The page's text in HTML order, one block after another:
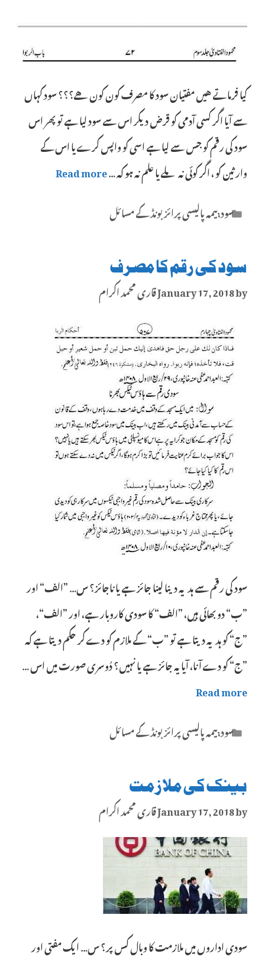
كيا فرماتے هيں مفتيان سود كا مصرف كون كون هے؟؟؟ سود کہاں
سے آیا اگر کسی آدمی کو قرض دیکر اس سے سود لیا ہے تو پھر اس
سود کی رقم کو جس سے لیا ہے اسی کو واپس کرے یا اس کے
وارثین کو ، اگر کوئی نہ ملے یا علم نہ ہو کہ …Read more
Categories
سود،بیمہ پالیسی پرائز بونڈ کے مسائل
سود کی رقم کا مصرف
January 17, 2018by قاری محمد اکرام
سود کی رقم سے ہدیہ دینا لینا جائز ہے یا ناجائز؟ س… ”الف“ اور
”ب“ دو بھائی ہیں، ”الف“ کا سودی کاروبار ہے، اور ”الف“،
”ج“ کو ہدیہ دیتا ہے تو ”ب“ کے ملازم کو دے کر حکم دیتا ہے کہ
”ج“ کو دے آنا، آیا یہ جائز ہے یا نہیں؟ دُوسری صورت میں اس …
Read more
Categories
سود،بیمہ پالیسی پرائز بونڈ کے مسائل
بینک کی ملازمت
January 17, 2018by قاری محمد اکرام
سودی اداروں میں ملازمت کا وبال کس پر؟ س… ایک مفتی اور